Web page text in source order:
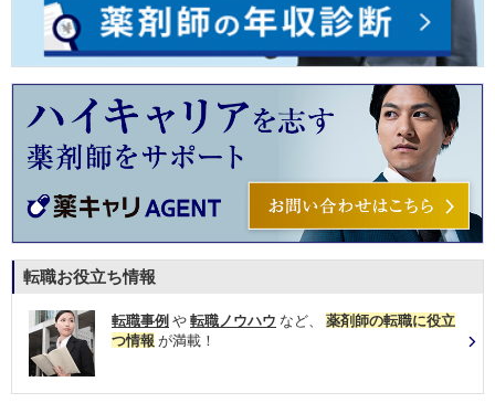
転職お役立ち情報
転職事例 や 転職ノウハウ など、 薬剤師の転職に役立
つ情報 が満載！